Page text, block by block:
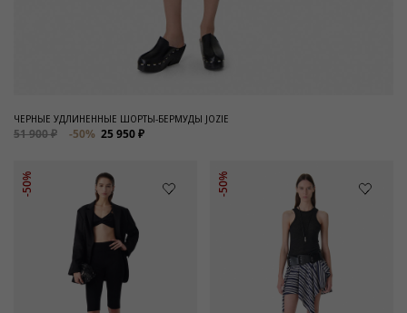
ЧЕРНЫЕ УДЛИНЕННЫЕ ШОРТЫ-БЕРМУДЫ JOZIE
51 900 ₽ -50% 25 950 ₽
-50% -50%